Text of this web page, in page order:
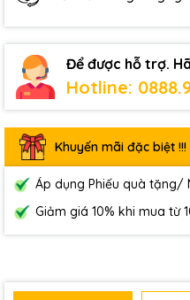
Để được hỗ trợ.
Hotline:
Khuyến mãi đặc biệt !!!
Áp dụng Phiếu quà tặng/
Giảm giá 10% khi mua từ